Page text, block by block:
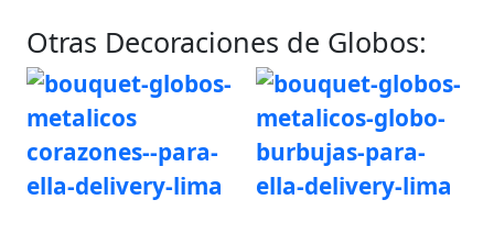
Otras Decoraciones de Globos: